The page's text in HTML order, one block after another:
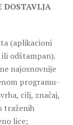
DOSTAVLJA
(aplikacioni
odštampan).
najosnovnije
programu-
cilj, značaj,
traženih
lice;